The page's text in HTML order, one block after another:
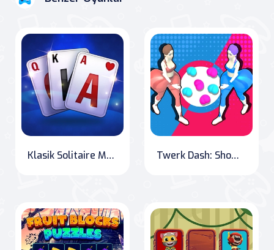
Klasik Solitaire Mavi Twerk Dash: Show off Your Moves!